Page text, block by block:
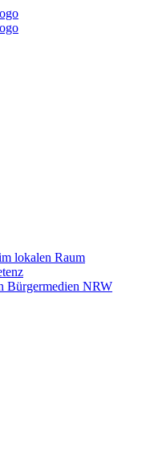
lokalen Raum
Bürgermedien NRW